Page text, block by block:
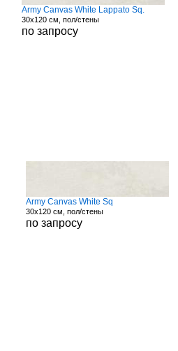
Army Canvas White Lappato Sq.
30x120 см, пол/стены
по запросу
Army Canvas White Sq
30x120 см, пол/стены
по запросу